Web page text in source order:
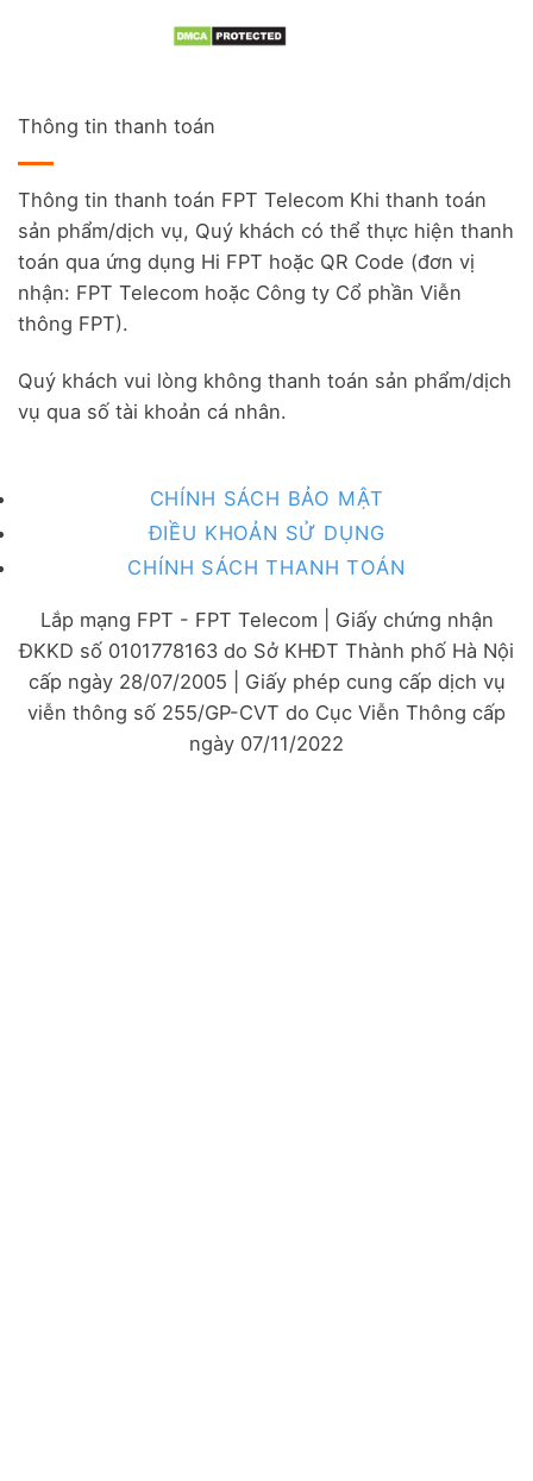
Thông tin thanh toán
Thông tin thanh toán FPT Telecom Khi thanh toán
sản phẩm/dịch vụ, Quý khách có thể thực hiện thanh
toán qua ứng dụng Hi FPT hoặc QR Code (đơn vị
nhận: FPT Telecom hoặc Công ty Cổ phần Viễn
thông FPT).
Quý khách vui lòng không thanh toán sản phẩm/dịch
vụ qua số tài khoản cá nhân.
CHÍNH SÁCH BẢO MẬT
ĐIỀU KHOẢN SỬ DỤNG
CHÍNH SÁCH THANH TOÁN
Lắp mạng FPT - FPT Telecom | Giấy chứng nhận
ĐKKD số 0101778163 do Sở KHĐT Thành phố Hà Nội
cấp ngày 28/07/2005 | Giấy phép cung cấp dịch vụ
viễn thông số 255/GP-CVT do Cục Viễn Thông cấp
ngày 07/11/2022